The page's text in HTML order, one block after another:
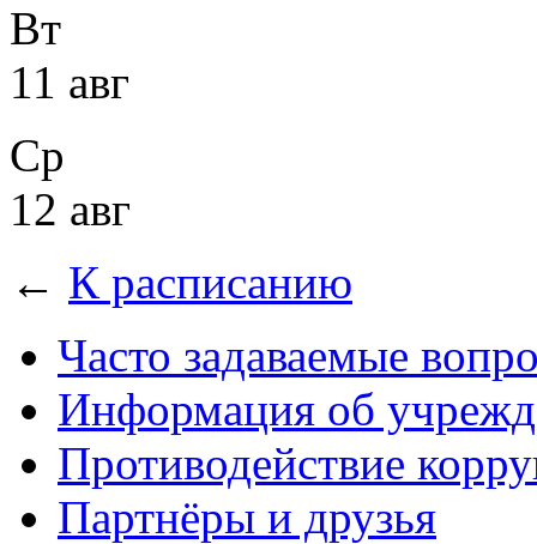
Вт
11 авг
Ср
12 авг
← К расписанию
Часто задаваемые
Информация об
Противодействие
Партнёры и друзья